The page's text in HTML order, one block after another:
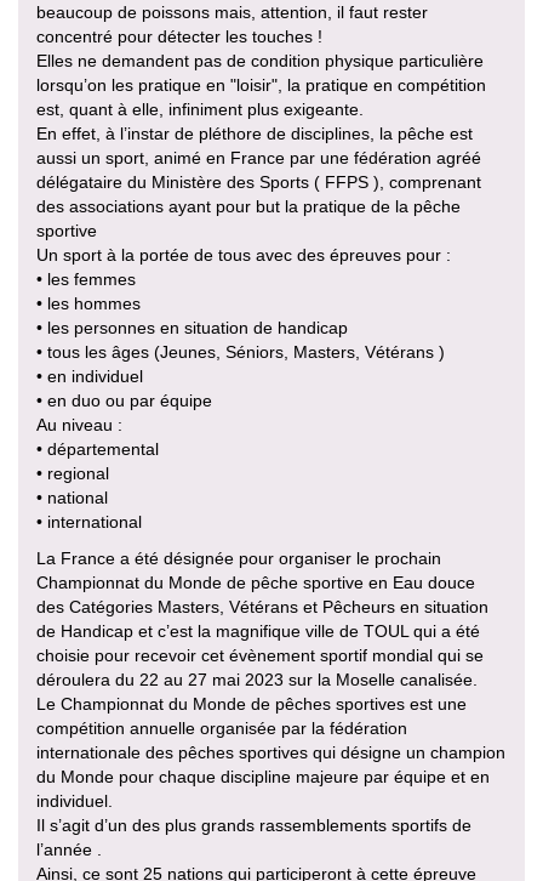
beaucoup de poissons mais, attention, il faut rester
concentré pour détecter les touches !
Elles ne demandent pas de condition physique particulière
lorsqu’on les pratique en "loisir", la pratique en compétition
est, quant à elle, infiniment plus exigeante.
En effet, à l’instar de pléthore de disciplines, la pêche est
aussi un sport, animé en France par une fédération agréé
délégataire du Ministère des Sports ( FFPS ), comprenant
des associations ayant pour but la pratique de la pêche
sportive
Un sport à la portée de tous avec des épreuves pour :
• les femmes
• les hommes
• les personnes en situation de handicap
• tous les âges (Jeunes, Séniors, Masters, Vétérans )
• en individuel
• en duo ou par équipe
Au niveau :
• départemental
• regional
• national
• international
La France a été désignée pour organiser le prochain
Championnat du Monde de pêche sportive en Eau douce
des Catégories Masters, Vétérans et Pêcheurs en situation
de Handicap et c’est la magnifique ville de TOUL qui a été
choisie pour recevoir cet évènement sportif mondial qui se
déroulera du 22 au 27 mai 2023 sur la Moselle canalisée.
Le Championnat du Monde de pêches sportives est une
compétition annuelle organisée par la fédération
internationale des pêches sportives qui désigne un champion
du Monde pour chaque discipline majeure par équipe et en
individuel.
Il s’agit d’un des plus grands rassemblements sportifs de
l’année .
Ainsi, ce sont 25 nations qui participeront à cette épreuve